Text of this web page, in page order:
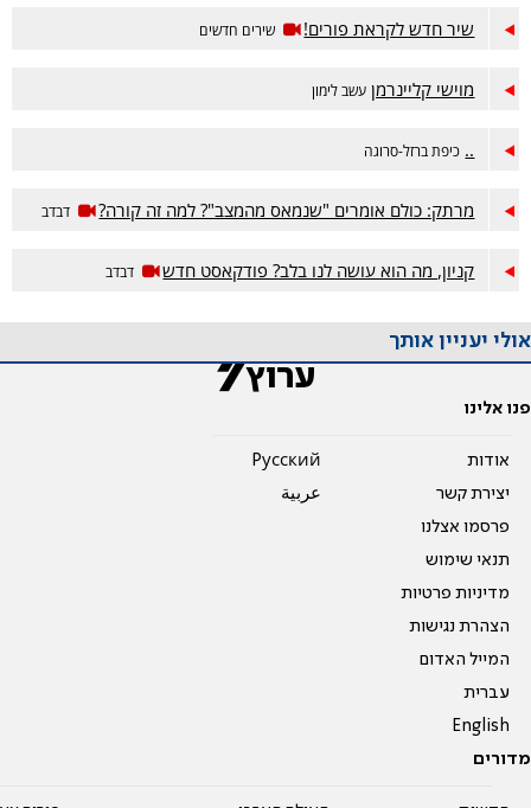
שיר חדש לקראת פורים! שירים חדשים
מוישי קליינרמן עשב לימון
.. כיפת ברזל-סרוגה
מרתק: כולם אומרים "שנמאס מהמצב"? למה זה קורה? דבדב
קניון, מה הוא עושה לנו בלב? פודקאסט חדש דבדב
אולי יעניין אותך
פנו אלינו
אודות
יצירת קשר
פרסמו אצלנו
תנאי שימוש
מדיניות פרטיות
הצהרת נגישות
המייל האדום
עברית
English
Pусский
عربية
מדורים